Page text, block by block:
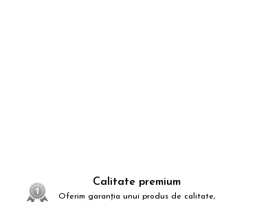
Calitate premium
Oferim garanția unui produs de calitate,